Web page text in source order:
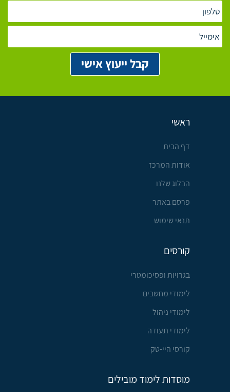
ראשי
דף הבית
אודות המרכז
הבלוג שלנו
פרסם באתר
תנאי שימוש
קורסים
בגרויות ופסיכומטרי
לימודי מחשבים
לימודי ניהול
לימודי תעודה
קורסי היי-טק
מוסדות לימוד מובילים